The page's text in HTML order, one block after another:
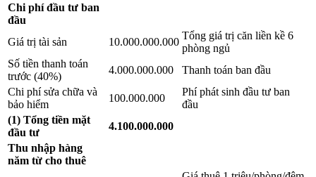
Chi phí đầu tư ban
đầu
Giá trị tài sản
10.000.000.000
Tổng giá trị căn liền kề 6
phòng ngủ
Số tiền thanh toán
trước (40%)
4.000.000.000
Thanh toán ban đầu
Chi phí sửa chữa và
bảo hiểm
100.000.000
Phí phát sinh đầu tư ban
đầu
(1) Tổng tiền mặt
đầu tư
4.100.000.000
Thu nhập hàng
năm từ cho thuê